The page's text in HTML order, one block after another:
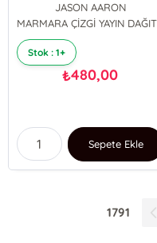
JASON AARON
Stok : 1+
₺480,00
Sepete Ekle
1791